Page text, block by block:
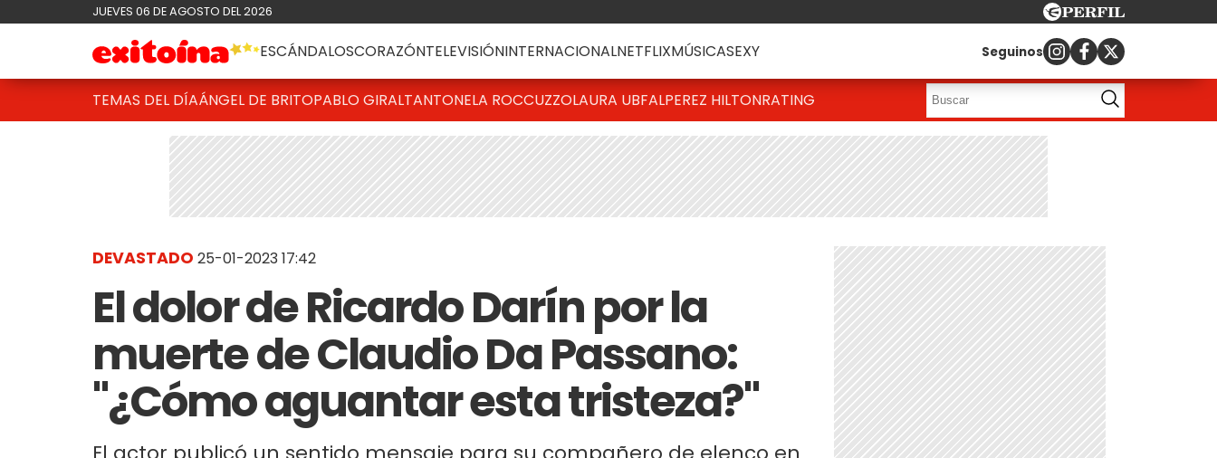
JUEVES 06 DE AGOSTO DEL 2026
ESCÁNDALOSCORAZÓNTELEVISIÓNINTERNACIONALNETFLIXMÚSICASEXY Seguinos
TEMAS DEL DÍAÁNGEL DE BRITOPABLO GIRALTANTONELA ROCCUZZOLAURA UBFALPEREZ HILTONRATING
DEVASTADO 25-01-2023 17:42
El dolor de Ricardo Darín por la
muerte de Claudio Da Passano:
"¿Cómo aguantar esta tristeza?"